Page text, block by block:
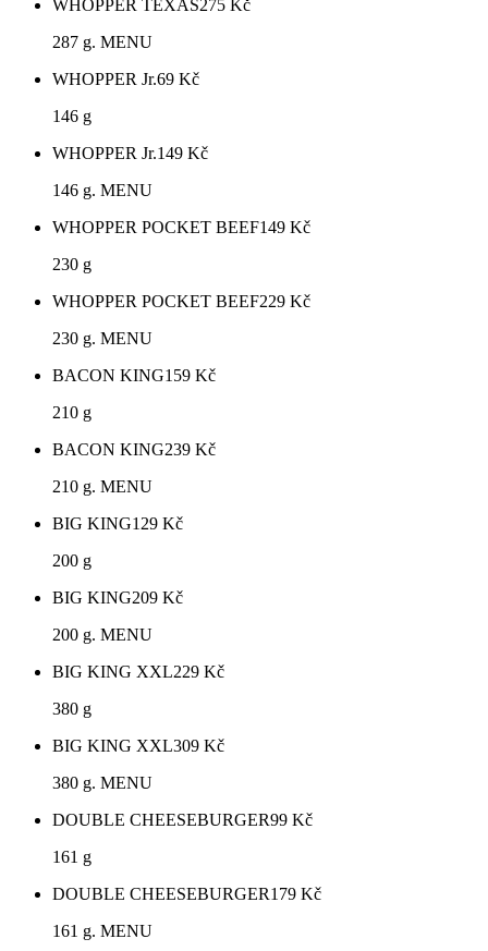
WHOPPER TEXAS275 Kč
287 g. MENU
WHOPPER Jr.69 Kč
146 g
WHOPPER Jr.149 Kč
146 g. MENU
WHOPPER POCKET BEEF149 Kč
230 g
WHOPPER POCKET BEEF229 Kč
230 g. MENU
BACON KING159 Kč
210 g
BACON KING239 Kč
210 g. MENU
BIG KING129 Kč
200 g
BIG KING209 Kč
200 g. MENU
BIG KING XXL229 Kč
380 g
BIG KING XXL309 Kč
380 g. MENU
DOUBLE CHEESEBURGER99 Kč
161 g
DOUBLE CHEESEBURGER179 Kč
161 g. MENU